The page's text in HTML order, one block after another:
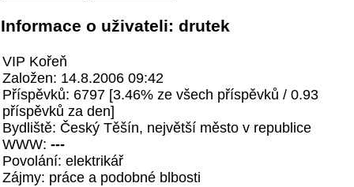
Informace o uživateli: drutek
VIP Kořeň
Založen: 14.8.2006 09:42
Příspěvků: 6797 [3.46% ze všech příspěvků / 0.93
příspěvků za den]
Bydliště: Český Těšín, největší město v republice
WWW: ---
Povolání: elektrikář
Zájmy: práce a podobné blbosti